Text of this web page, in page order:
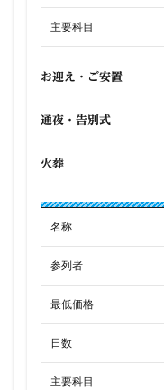
主要科目
お迎え・ご安置
通夜・告別式
火葬
名称
参列者
最低価格
日数
主要科目